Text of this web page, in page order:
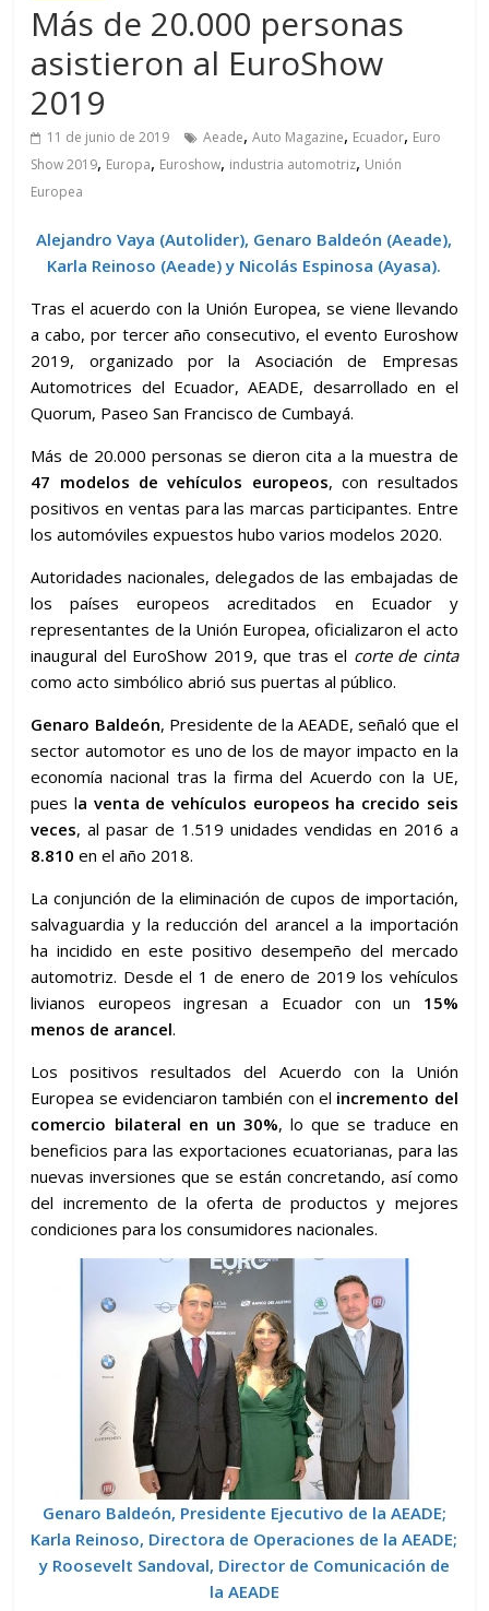
Más de 20.000 personas
asistieron al EuroShow
2019
11 de junio de 2019 Aeade,Auto Magazine, Ecuador, Euro
Show 2019, Europa, Euroshow, industria automotriz, Unión
Europea
Alejandro Vaya (Autolider), Genaro Baldeón (Aeade),
Karla Reinoso (Aeade) y Nicolás Espinosa (Ayasa).
Tras el acuerdo con la Unión Europea, se viene llevando
a cabo, por tercer año consecutivo, el evento Euroshow
2019, organizado por la Asociación de Empresas
Automotrices del Ecuador, AEADE, desarrollado en el
Quorum, Paseo San Francisco de Cumbayá.
Más de 20.000 personas se dieron cita a la muestra de
47 modelos de vehículos europeos, con resultados
positivos en ventas para las marcas participantes. Entre
los automóviles expuestos hubo varios modelos 2020.
Autoridades nacionales, delegados de las embajadas de
los países europeos acreditados en Ecuador y
representantes de la Unión Europea, oficializaron el acto
inaugural del EuroShow 2019, que tras el corte de cinta
como acto simbólico abrió sus puertas al público.
Genaro Baldeón, Presidente de la AEADE, señaló que el
sector automotor es uno de los de mayor impacto en la
economía nacional tras la firma del Acuerdo con la UE,
pues la venta de vehículos europeos ha crecido seis
veces, al pasar de 1.519 unidades vendidas en 2016 a
8.810 en el año 2018.
La conjunción de la eliminación de cupos de importación,
salvaguardia y la reducción del arancel a la importación
ha incidido en este positivo desempeño del mercado
automotriz. Desde el 1 de enero de 2019 los vehículos
livianos europeos ingresan a Ecuador con un 15%
menos de arancel.
Los positivos resultados del Acuerdo con la Unión
Europea se evidenciaron también con el incremento del
comercio bilateral en un 30%, lo que se traduce en
beneficios para las exportaciones ecuatorianas, para las
nuevas inversiones que se están concretando, así como
del incremento de la oferta de productos y mejores
condiciones para los consumidores nacionales.
Genaro Baldeón, Presidente Ejecutivo de la AEADE;
Karla Reinoso, Directora de Operaciones de la AEADE;
y Roosevelt Sandoval, Director de Comunicación de
la AEADE